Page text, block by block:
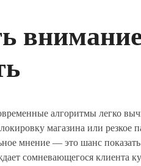
алгоритмы легко
магазина или резкое
мнение — это шанс
сомневающегося клиента